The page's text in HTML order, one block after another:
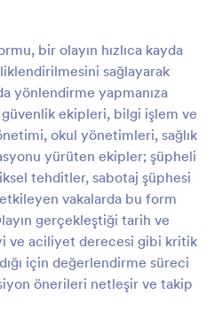
bir olayın hızlıca kayda
sağlayarak
yönlendirme yapmanıza
ekipleri, bilgi işlem ve
okul yönetimleri, sağlık
yürüten ekipler; şüpheli
tehditler, sabotaj şüphesi
vakalarda bu form
gerçekleştiği tarih ve
ve aciliyet derecesi gibi kritik
için değerlendirme süreci
önerileri netleşir ve takip